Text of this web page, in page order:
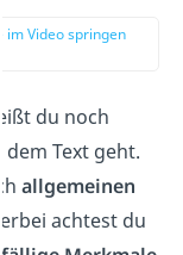
im Video springen
du noch
Text geht.
allgemeinen
achtest du